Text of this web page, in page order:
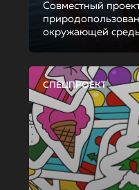
Совместный
окружающей
СПЕЦПРОЕКТ